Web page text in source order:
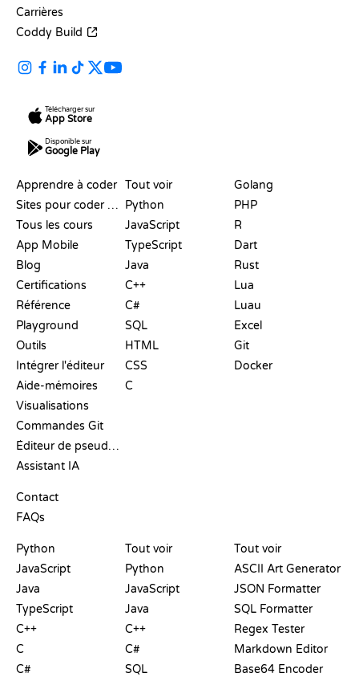
Carrières
Coddy Build
Télécharger sur
App Store
Disponible sur
Google Play
Apprendre à coder
Sites pour coder gratuitement
Tous les cours
App Mobile
Blog
Certifications
Référence
Playground
Outils
Intégrer l'éditeur
Aide-mémoires
Visualisations
Commandes Git
Éditeur de pseudo-code
Assistant IA
Contact
FAQs
Tout voir
Python
JavaScript
TypeScript
Java
C++
C#
SQL
HTML
CSS
C
Golang
PHP
R
Dart
Rust
Lua
Luau
Excel
Git
Docker
Python
JavaScript
Java
TypeScript
C++
C
C#
Tout voir
Python
JavaScript
Java
C++
C#
SQL
Tout voir
ASCII Art Generator
JSON Formatter
SQL Formatter
Regex Tester
Markdown Editor
Base64 Encoder